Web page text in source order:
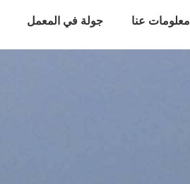
معلومات عنا جولة في المعمل